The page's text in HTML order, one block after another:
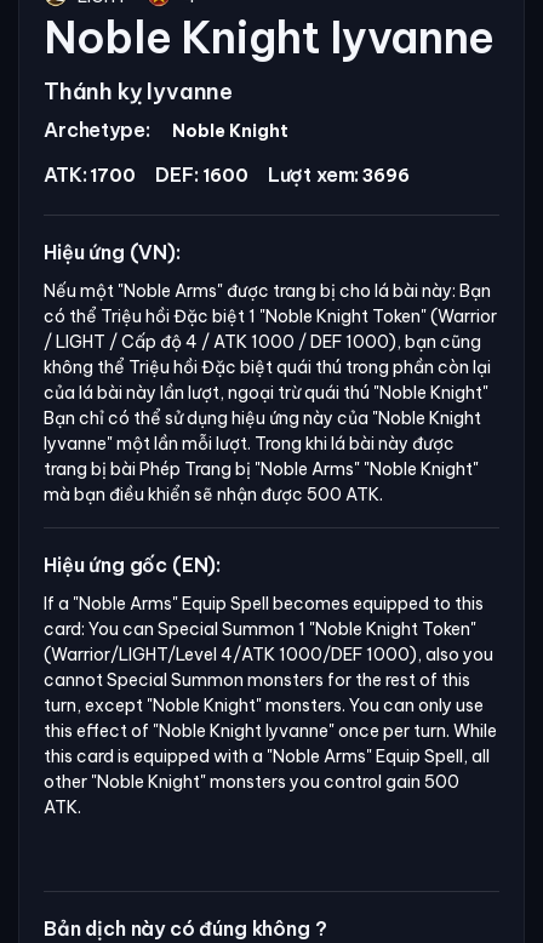
Noble Knight Iyvanne
Thánh kỵ Iyvanne
Archetype: Noble Knight
ATK: 1700 DEF: 1600 Lượt xem: 3696
Hiệu ứng (VN):
Nếu một "Noble Arms"được trang bị cho lá bài này: Bạn
có thể Triệu hồi Đặc biệt 1 "Noble Knight Token"(Warrior
/ LIGHT / Cấp độ 4 / ATK 1000 / DEF 1000), bạn cũng
không thể Triệu hồi Đặc biệt quái thú trong phần còn lại
của lá bài này lần lượt, ngoại trừ quái thú "Noble Knight"
Bạn chỉ có thể sử dụng hiệu ứng này của "Noble Knight
Iyvanne"một lần mỗi lượt. Trong khi lá bài này được
trang bị bài Phép Trang bị "Noble Arms" "Noble Knight"
mà bạn điều khiển sẽ nhận được 500 ATK.
Hiệu ứng gốc (EN):
If a "Noble Arms" Equip Spell becomes equipped to this
card: You can Special Summon 1 "Noble Knight Token"
(Warrior/LIGHT/Level 4/ATK 1000/DEF 1000), also you
cannot Special Summon monsters for the rest of this
turn, except "Noble Knight" monsters. You can only use
this effect of "Noble Knight Iyvanne" once per turn. While
this card is equipped with a "Noble Arms" Equip Spell, all
other "Noble Knight" monsters you control gain 500
ATK.
Bản dịch này có đúng không ?